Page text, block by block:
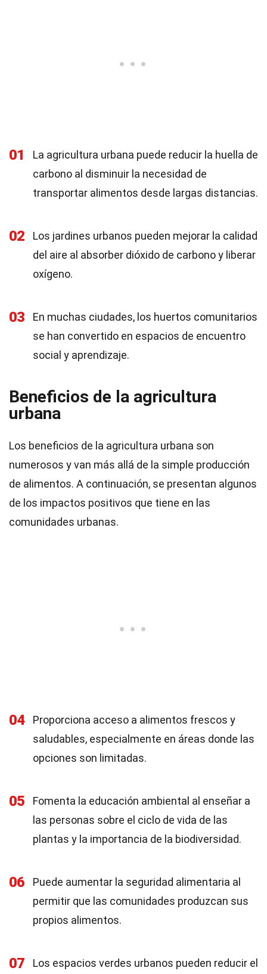
01
La agricultura urbana puede reducir la huella de
carbono al disminuir la necesidad de
transportar alimentos desde largas distancias.
02
Los jardines urbanos pueden mejorar la calidad
del aire al absorber dióxido de carbono y liberar
oxígeno.
03
En muchas ciudades, los huertos comunitarios
se han convertido en espacios de encuentro
social y aprendizaje.
Beneficios de la agricultura
urbana
Los beneficios de la agricultura urbana son
numerosos y van más allá de la simple producción
de alimentos. A continuación, se presentan algunos
de los impactos positivos que tiene en las
comunidades urbanas.
04
Proporciona acceso a alimentos frescos y
saludables, especialmente en áreas donde las
opciones son limitadas.
05
Fomenta la educación ambiental al enseñar a
las personas sobre el ciclo de vida de las
plantas y la importancia de la biodiversidad.
06
Puede aumentar la seguridad alimentaria al
permitir que las comunidades produzcan sus
propios alimentos.
07 Los espacios verdes urbanos pueden reducir el